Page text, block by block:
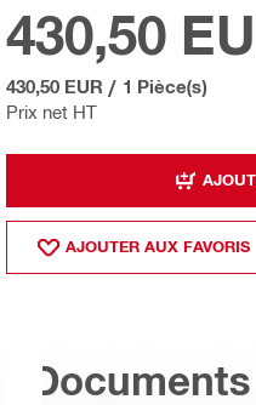
Prix net HT
430,50
430,50 EUR / 1 Pièce(s)
AJOUTER AUX FAVORIS
Documents